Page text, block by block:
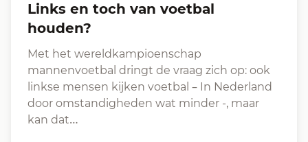
Links en toch van voetbal
houden?
Met het wereldkampioenschap
mannenvoetbal dringt de vraag zich op: ook
linkse mensen kijken voetbal – In Nederland
door omstandigheden wat minder -, maar
kan dat…